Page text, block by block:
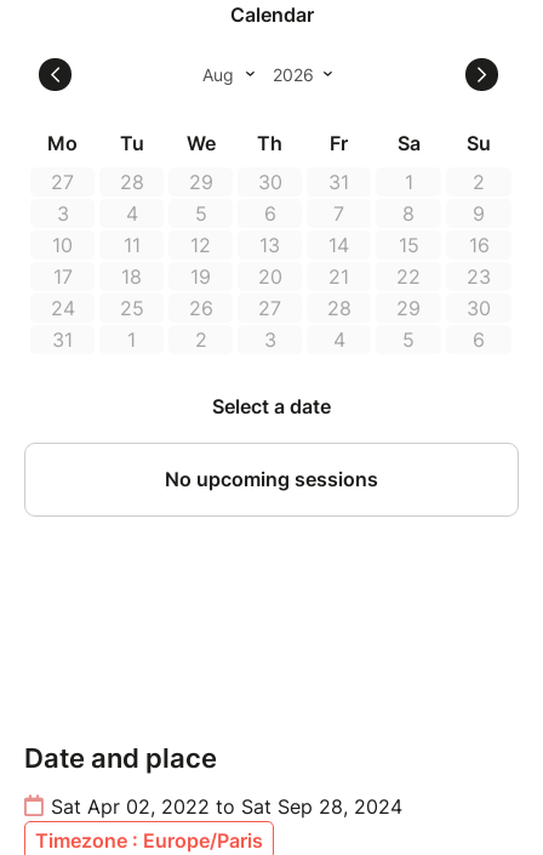
Date and place
Sat Apr 02, 2022 to Sat Sep 28, 2024
Timezone : Europe/Paris